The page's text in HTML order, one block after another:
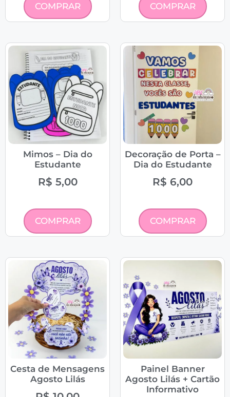
COMPRAR COMPRAR
Mimos – Dia do
Estudante
R$ 5,00
COMPRAR
Decoração de Porta –
Dia do Estudante
R$ 6,00
COMPRAR
Cesta de Mensagens
Agosto Lilás
Painel Banner
Agosto Lilás + Cartão
Informativo